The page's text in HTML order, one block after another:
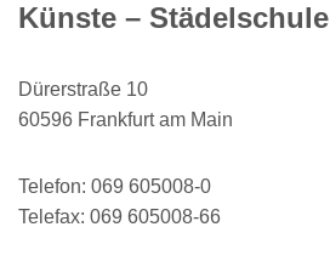
Künste – Städelschule
Dürerstraße 10
60596 Frankfurt am Main
Telefon: 069 605008-0
Telefax: 069 605008-66